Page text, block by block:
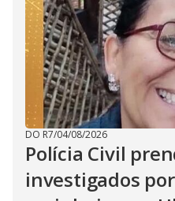
DO R7/04/08/2026
Polícia Civil
investigados